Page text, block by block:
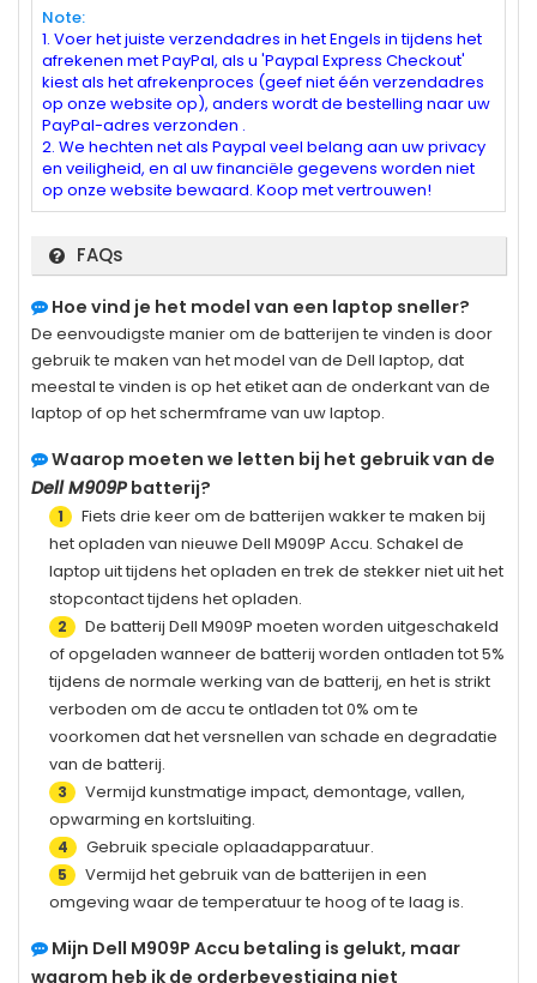
Note:
1. Voer het juiste verzendadres in het Engels in tijdens het
afrekenen met PayPal, als u 'Paypal Express Checkout'
kiest als het afrekenproces (geef niet één verzendadres
op onze website op), anders wordt de bestelling naar uw
PayPal-adres verzonden .
2. We hechten net als Paypal veel belang aan uw privacy
en veiligheid, en al uw financiële gegevens worden niet
op onze website bewaard. Koop met vertrouwen!
FAQs
Hoe vind je het model van een laptop sneller?
De eenvoudigste manier om de batterijen te vinden is door
gebruik te maken van het model van de Dell laptop, dat
meestal te vinden is op het etiket aan de onderkant van de
laptop of op het schermframe van uw laptop.
Waarop moeten we letten bij het gebruik van de
Dell M909Pbatterij?
1
Fiets drie keer om de batterijen wakker te maken bij
het opladen van nieuwe Dell M909P Accu. Schakel de
laptop uit tijdens het opladen en trek de stekker niet uit het
stopcontact tijdens het opladen.
2 De batterij Dell M909P moeten worden uitgeschakeld
of opgeladen wanneer de batterij worden ontladen tot 5%
tijdens de normale werking van de batterij, en het is strikt
verboden om de accu te ontladen tot 0% om te
voorkomen dat het versnellen van schade en degradatie
van de batterij.
3
Vermijd kunstmatige impact, demontage, vallen,
opwarming en kortsluiting.
4 Gebruik speciale oplaadapparatuur.
5
Vermijd het gebruik van de batterijen in een
omgeving waar de temperatuur te hoog of te laag is.
Mijn Dell M909P Accu betaling is gelukt, maar
waarom heb ik de orderbevestiging niet